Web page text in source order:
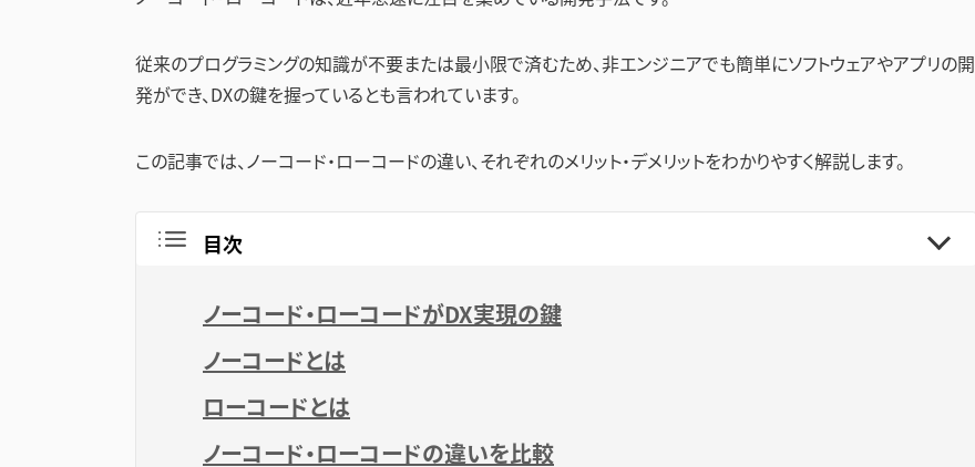
上に繋がる実践的な情報をお届けすることを目指します。
従来のプログラミングの知識が不要または最小限で済むため、非エンジニアでも簡単にソフトウェアやアプリの開
発ができ、DXの鍵を握っているとも言われています。
この記事では、ノーコード・ローコードの違い、それぞれのメリット・デメリットをわかりやすく解説します。
目次
ノーコード・ローコードがDX実現の鍵
ノーコードとは
ローコードとは
ノーコード・ローコードの違いを比較